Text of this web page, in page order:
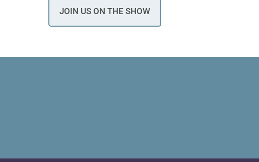
JOIN US ON THE SHOW